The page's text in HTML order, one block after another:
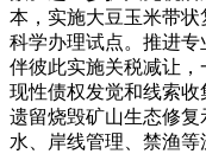
本，实施大豆玉米带
科学办理试点。推进
伴彼此实施关税减让
现性债权发觉和线索
遗留烧毁矿山生态修
水、岸线管理、禁渔